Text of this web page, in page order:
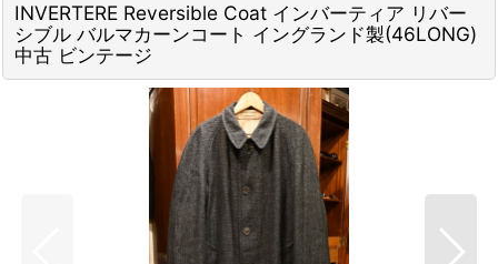
INVERTERE Reversible Coat インバーティア リバー
シブル バルマカーンコート イングランド製(46LONG)
中古 ビンテージ